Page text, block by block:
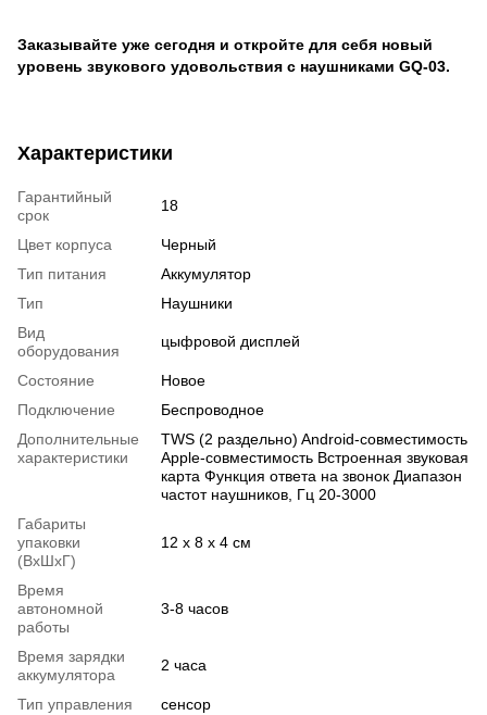
Заказывайте уже сегодня и откройте для себя новый
уровень звукового удовольствия с наушниками GQ-03.
Характеристики
Гарантийный
срок
18
Цвет корпуса
Черный
Тип питания
Аккумулятор
Тип
Наушники
Вид
оборудования
цыфровой дисплей
Состояние
Новое
Подключение
Беспроводное
Дополнительные
характеристики
TWS (2 раздельно) Android-совместимость
Apple-совместимость Встроенная звуковая
карта Функция ответа на звонок Диапазон
частот наушников, Гц 20-3000
Габариты
упаковки
(ВхШхГ)
12 х 8 х 4 см
Время
автономной
работы
3-8 часов
Время зарядки
аккумулятора
2 часа
Тип управления
сенсор